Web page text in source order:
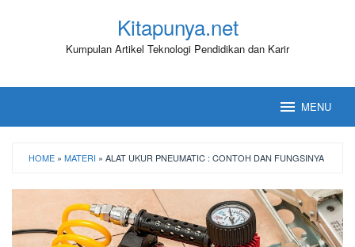
Kitapunya.net
Kumpulan Artikel Teknologi Pendidikan dan Karir
MENU
HOME » MATERI » ALAT UKUR PNEUMATIC : CONTOH DAN FUNGSINYA